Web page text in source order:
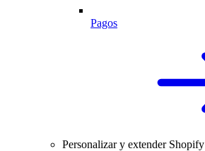
Pagos
Personalizar y extender Shopify